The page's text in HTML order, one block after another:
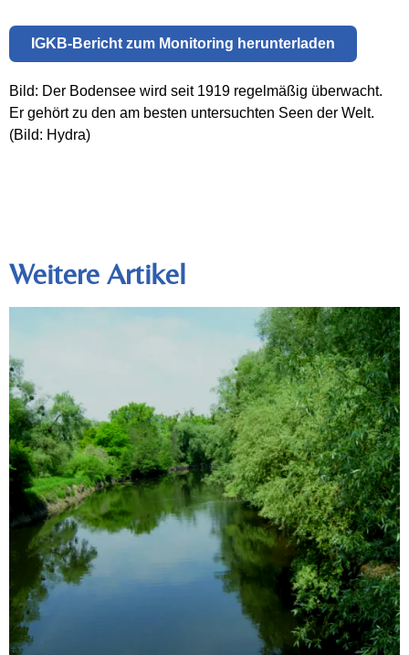
IGKB-Bericht zum Monitoring herunterladen
Bild: Der Bodensee wird seit 1919 regelmäßig überwacht.
Er gehört zu den am besten untersuchten Seen der Welt.
(Bild: Hydra)
Weitere Artikel